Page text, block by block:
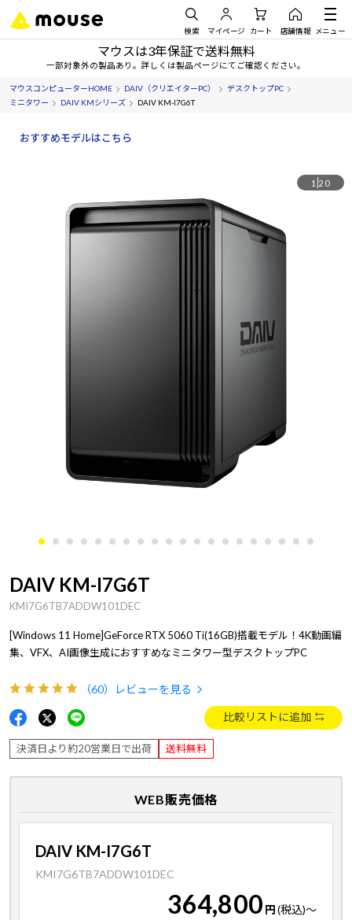
検索 マイページ カート 店舗情報 メニュー
マウスは3年保証で送料無料
一部対象外の製品あり。詳しくは製品ページにてご確認ください。
マウスコンピューターHOME DAIV（クリエイターPC）
デスクトップPC
ミニタワー
DAIV KMシリーズ DAIV KM-I7G6T
おすすめモデルはこちら
1 20
DAIV KM-I7G6T
KMI7G6TB7ADDW101DEC
[Windows 11 Home]GeForce RTX 5060 Ti(16GB)搭載モデル！4K動画編
集、VFX、AI画像生成におすすめなミニタワー型デスクトップPC
（60） レビューを見る
比較リストに追加
決済日より約20営業日で出荷 送料無料
WEB販売価格
DAIV KM-I7G6T
KMI7G6TB7ADDW101DEC
364,800 円(税込)～